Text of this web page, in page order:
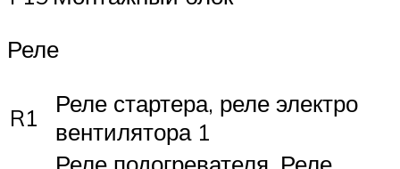
Реле
R1
Реле стартера, реле электро
вентилятора 1